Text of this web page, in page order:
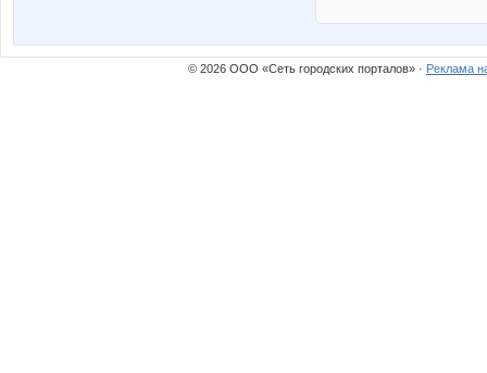
© 2026 ООО «Сеть городских порталов» · Реклама